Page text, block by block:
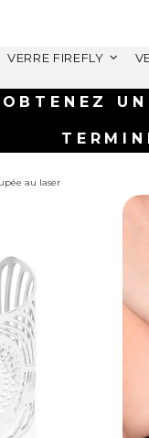
VERRE FIREFLY
au laser